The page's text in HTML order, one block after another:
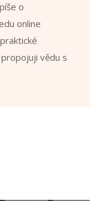
o
online
vědu s